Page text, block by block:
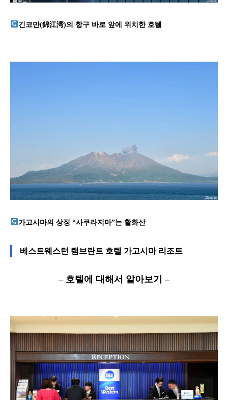
긴코만(錦江湾)의 항구 바로 앞에 위치한 호텔
가고시마의 상징 “사쿠라지마”는 활화산
베스트웨스턴 램브란트 호텔 가고시마 리조트
– 호텔에 대해서 알아보기 –